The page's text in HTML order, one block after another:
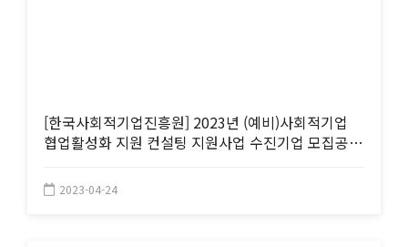
[한국사회적기업진흥원] 2023년 (예비)사회적기업
협업활성화 지원 컨설팅 지원사업 수진기업 모집공고
2023-04-24